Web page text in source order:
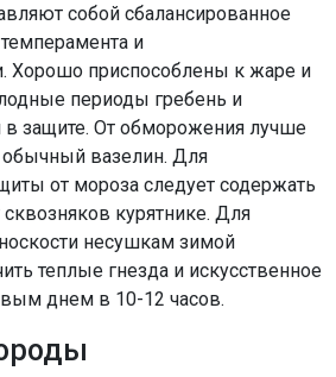
собой сбалансированное
и
Хорошо приспособлены к жаре и
периоды гребень и
защите. От обморожения лучше
обычный вазелин. Для
от мороза следует содержать
курятнике. Для
несушкам зимой
теплые гнезда и искусственное
днем в 10-12 часов.